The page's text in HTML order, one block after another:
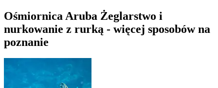
Ośmiornica Aruba Żeglarstwo i
nurkowanie z rurką - więcej sposobów na
poznanie